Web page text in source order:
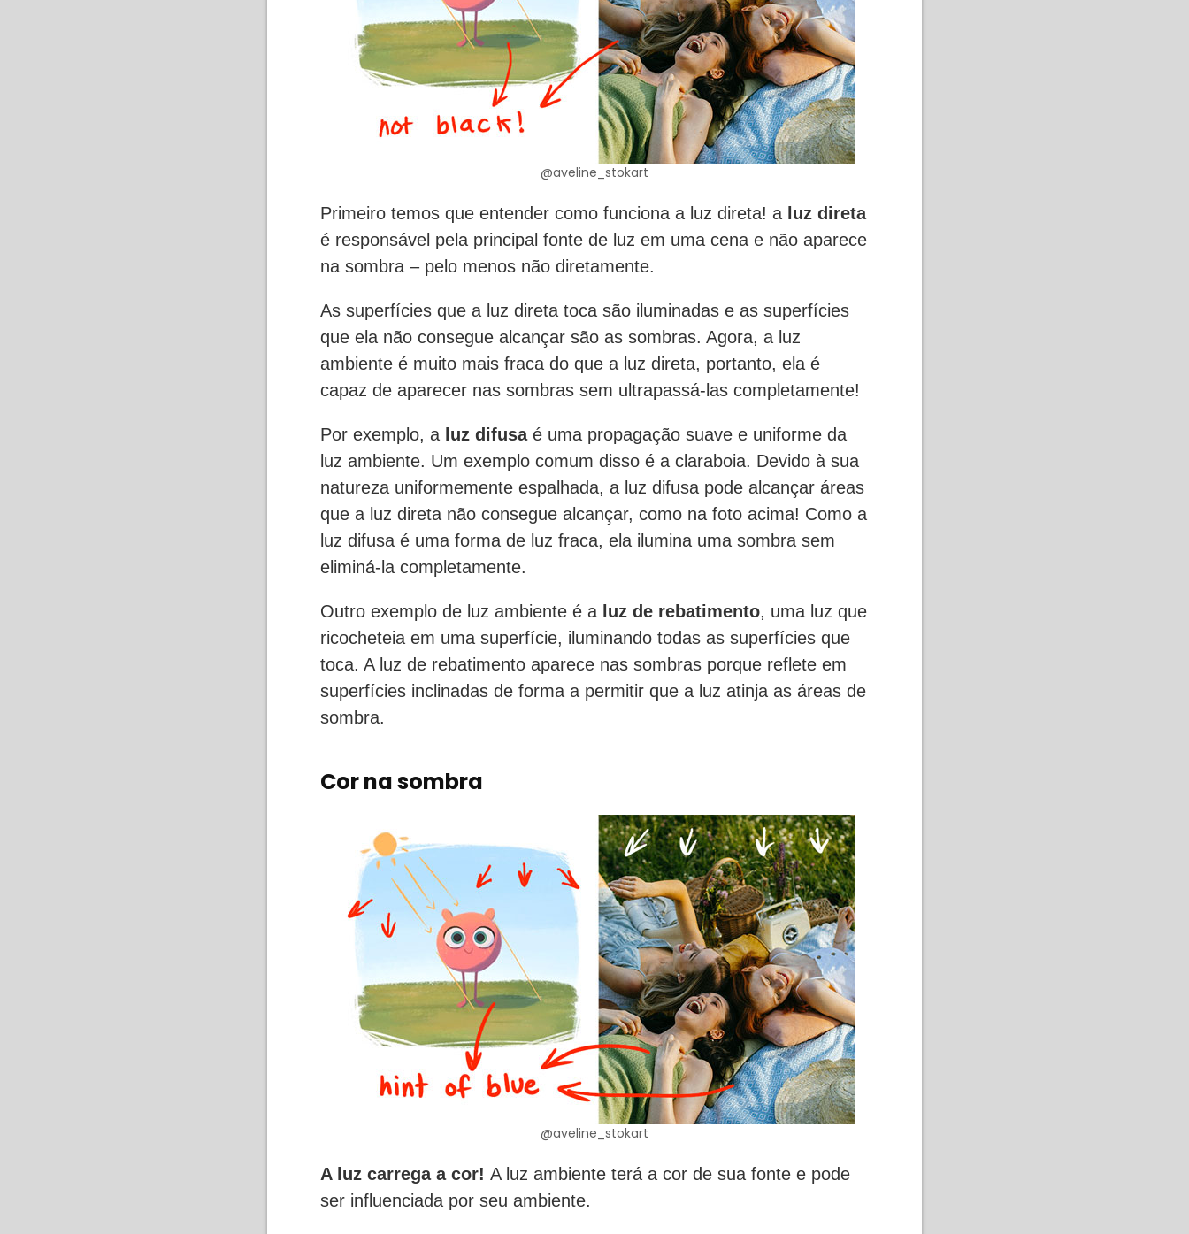
@aveline_stokart
Primeiro temos que entender como funciona a luz direta! a luz direta
é responsável pela principal fonte de luz em uma cena e não aparece
na sombra – pelo menos não diretamente.
As superfícies que a luz direta toca são iluminadas e as superfícies
que ela não consegue alcançar são as sombras. Agora, a luz
ambiente é muito mais fraca do que a luz direta, portanto, ela é
capaz de aparecer nas sombras sem ultrapassá-las completamente!
Por exemplo, a luz difusaé uma propagação suave e uniforme da
luz ambiente. Um exemplo comum disso é a claraboia. Devido à sua
natureza uniformemente espalhada, a luz difusa pode alcançar áreas
que a luz direta não consegue alcançar, como na foto acima! Como a
luz difusa é uma forma de luz fraca, ela ilumina uma sombra sem
eliminá-la completamente.
Outro exemplo de luz ambiente é a luz de rebatimento, uma luz que
ricocheteia em uma superfície, iluminando todas as superfícies que
toca. A luz de rebatimento aparece nas sombras porque reflete em
superfícies inclinadas de forma a permitir que a luz atinja as áreas de
sombra.
Cor na sombra
@aveline_stokart
A luz carrega a cor! A luz ambiente terá a cor de sua fonte e pode
ser influenciada por seu ambiente.